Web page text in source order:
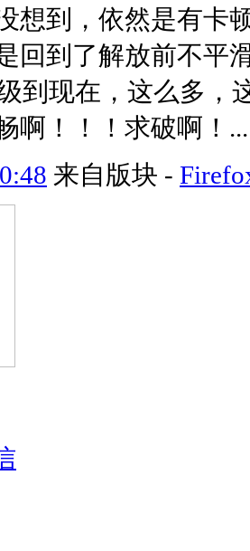
想到，依然是有卡
回到了解放前不平
到现在，这么多，
啊！！！求破啊！
来自版块 -